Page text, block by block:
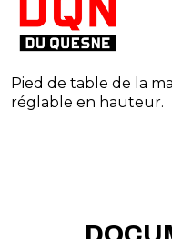
Pied de table de la
réglable en hauteur.